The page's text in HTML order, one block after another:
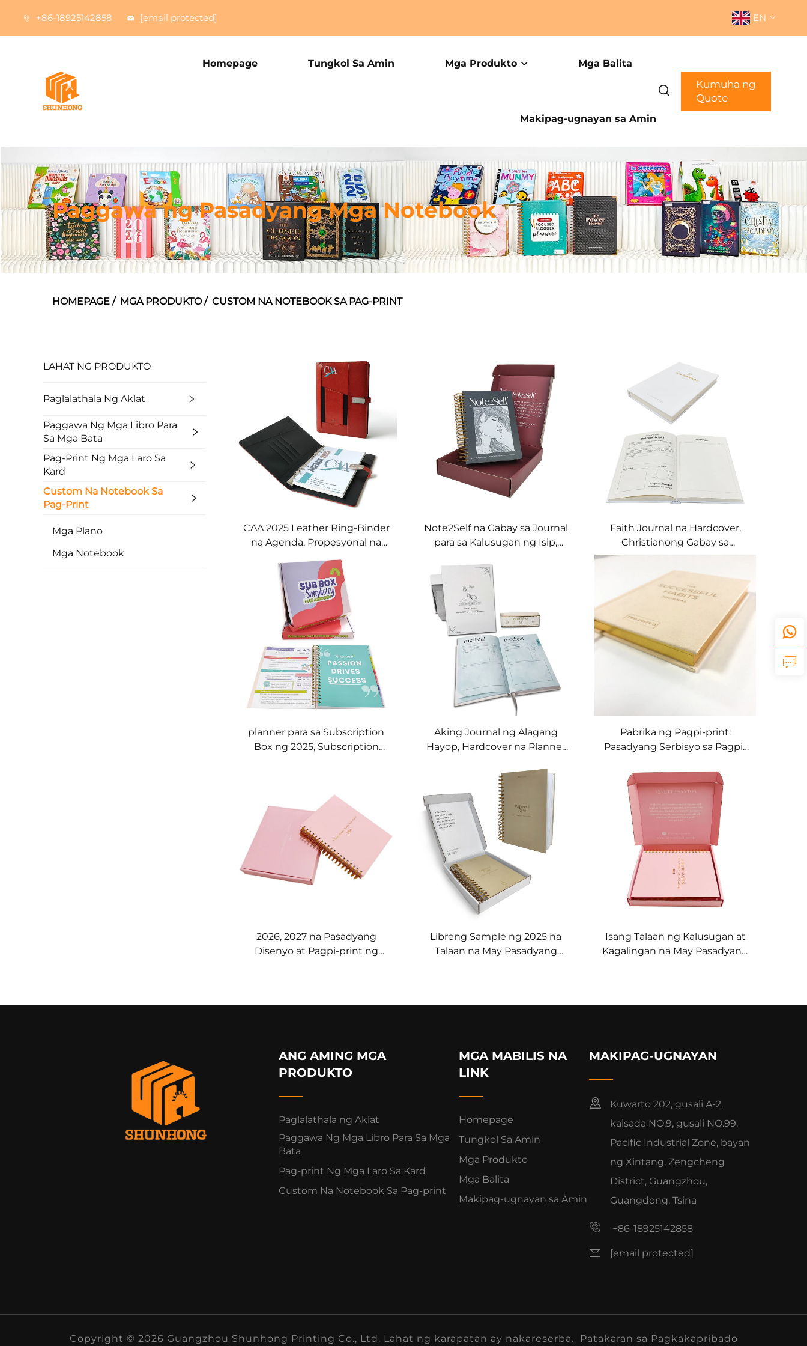
+86-18925142858 [email protected] EN
Homepage Tungkol Sa Amin Mga Produkto Mga Balita
Makipag-ugnayan sa Amin
Kumuha ng
Quote
Paggawa ng Pasadyang Mga Notebook
HOMEPAGE / MGA PRODUKTO/ CUSTOM NA NOTEBOOK SA PAG-PRINT
LAHAT NG PRODUKTO
Paglalathala Ng Aklat
Paggawa Ng Mga Libro Para
Sa Mga Bata
Pag-Print Ng Mga Laro Sa
Kard
Custom Na Notebook Sa
Pag-Print
Mga Plano
Mga Notebook
CAA 2025 Leather Ring-Binder
na Agenda, Propesyonal na
Business Planner kasama ang
Card Holder
Note2Self na Gabay sa Journal
para sa Kalusugan ng Isip,
sa Self-Care kasama ang Gift
Box
Faith Journal na Hardcover,
Christianong Gabay sa
Panalangin at Devotional
Planner
planner para sa Subscription
Box ng 2025, Subscription
Aking Journal ng Alagang
Hayop, Hardcover na Planner
Hayop kasama ang Gift Box
Pabrika ng Pagpi-print:
Pasadyang Serbisyo sa Pagpi-
Kuwaderno, Hardcover na
Aklat na may Pininturahan o
Sinpray na Gilid
2026, 2027 na Pasadyang
Disenyo at Pagpi-print ng
Araw-araw na Plano, Spiral na
Libreng Sample ng 2025 na
Talaan na May Pasadyang
kasama ang Paper Box, Ayon
Isang Talaan ng Kalusugan at
Kagalingan na May Pasadyang
at Plano
ANG AMING MGA
PRODUKTO
Paglalathala ng Aklat
Paggawa Ng Mga Libro Para Sa Mga
Bata
Pag-print Ng Mga Laro Sa Kard
Custom Na Notebook Sa Pag-print
MGA MABILIS NA
LINK
Homepage
Tungkol Sa Amin
Mga Produkto
Mga Balita
Makipag-ugnayan sa Amin
MAKIPAG-UGNAYAN
Kuwarto 202, gusali A-2,
kalsada NO.9, gusali NO.99,
Pacific Industrial Zone, bayan
ng Xintang, Zengcheng
District, Guangzhou,
Guangdong, Tsina
+86-18925142858
[email protected]
Copyright © 2026 Guangzhou Shunhong Printing Co., Ltd. Lahat ng karapatan ay nakareserba. Patakaran sa Pagkakapribado